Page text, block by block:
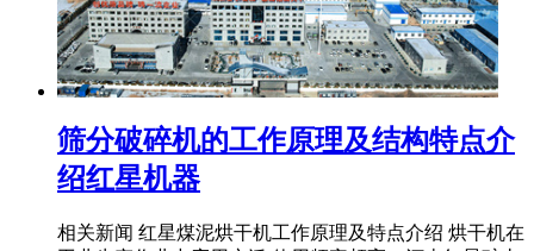
筛分破碎机的工作原理及结构特点介
绍红星机器
相关新闻 红星煤泥烘干机工作原理及特点介绍 烘干机在